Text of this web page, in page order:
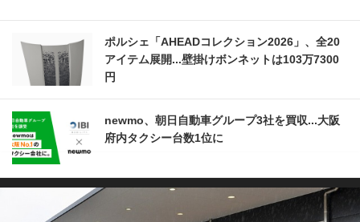
ポルシェ「AHEADコレクション2026」、全20
アイテム展開...壁掛けボンネットは103万7300
円
newmo、朝日自動車グループ3社を買収...大阪
府内タクシー台数1位に